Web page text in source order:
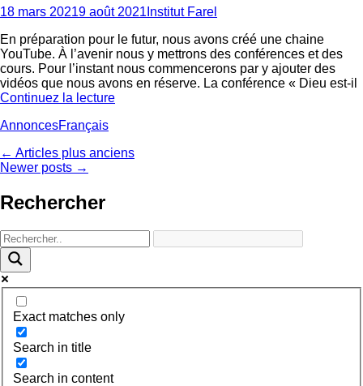
Posted
18 mars 20219 août 2021Author
Institut Farel
En préparation pour le futur, nous avons créé une chaine
YouTube. À l’avenir nous y mettrons des conférences et des
cours. Pour l’instant nous commencerons par y ajouter des
vidéos que nous avons en réserve. La conférence « Dieu est-il
Continuez la lecture
Categories
AnnoncesTags
Français
Post
navigation
← Articles plus anciens
Newer posts →
Rechercher
Exact matches only
Search in title
Search in content